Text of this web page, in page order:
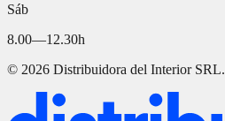
Sáb
8.00—12.30h
© 2026 Distribuidora del Interior SRL.